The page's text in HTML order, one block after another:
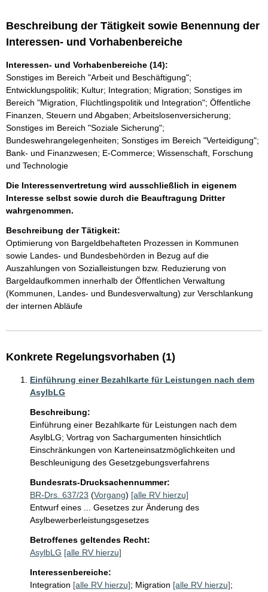
Beschreibung der Tätigkeit sowie Benennung der
Interessen- und Vorhabenbereiche
Interessen- und Vorhabenbereiche (14):
Sonstiges im Bereich "Arbeit und Beschäftigung";
Entwicklungspolitik; Kultur; Integration; Migration; Sonstiges im
Bereich "Migration, Flüchtlingspolitik und Integration"; Öffentliche
Finanzen, Steuern und Abgaben; Arbeitslosenversicherung;
Sonstiges im Bereich "Soziale Sicherung";
Bundeswehrangelegenheiten; Sonstiges im Bereich "Verteidigung";
Bank- und Finanzwesen; E-Commerce; Wissenschaft, Forschung
und Technologie
Die Interessenvertretung wird ausschließlich in eigenem
Interesse selbst sowie durch die Beauftragung Dritter
wahrgenommen.
Beschreibung der Tätigkeit:
Optimierung von Bargeldbehafteten Prozessen in Kommunen
sowie Landes- und Bundesbehörden in Bezug auf die
Auszahlungen von Sozialleistungen bzw. Reduzierung von
Bargeldaufkommen innerhalb der Öffentlichen Verwaltung
(Kommunen, Landes- und Bundesverwaltung) zur Verschlankung
der internen Abläufe
Konkrete Regelungsvorhaben (1)
Einführung einer Bezahlkarte für Leistungen nach dem
AsylbLG
Beschreibung:
Einführung einer Bezahlkarte für Leistungen nach dem
AsylbLG; Vortrag von Sachargumenten hinsichtlich
Einschränkungen von Karteneinsatzmöglichkeiten und
Beschleunigung des Gesetzgebungsverfahrens
Bundesrats-Drucksachennummer:
BR-Drs. 637/23 (Vorgang) [alle RV hierzu]
Entwurf eines ... Gesetzes zur Änderung des
Asylbewerberleistungsgesetzes
Betroffenes geltendes Recht:
AsylbLG [alle RV hierzu]
Interessenbereiche:
Integration [alle RV hierzu]; Migration [alle RV hierzu];